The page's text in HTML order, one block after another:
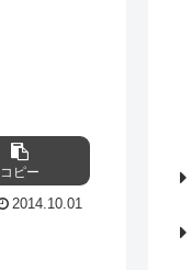
コピー
2014.10.01